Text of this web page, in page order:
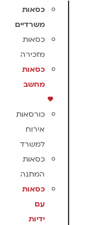
כסאות
משרדיים
כסאות
מזכירה
כסאות
מחשב
כורסאות
אירוח
למשרד
כסאות
המתנה
כסאות
עם
ידיות